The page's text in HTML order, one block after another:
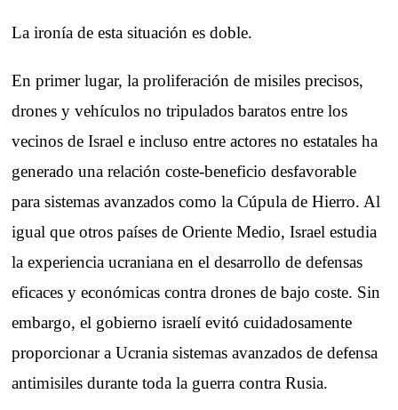
La ironía de esta situación es doble.
En primer lugar, la proliferación de misiles precisos,
drones y vehículos no tripulados baratos entre los
vecinos de Israel e incluso entre actores no estatales ha
generado una relación coste-beneficio desfavorable
para sistemas avanzados como la Cúpula de Hierro. Al
igual que otros países de Oriente Medio, Israel estudia
la experiencia ucraniana en el desarrollo de defensas
eficaces y económicas contra drones de bajo coste. Sin
embargo, el gobierno israelí evitó cuidadosamente
proporcionar a Ucrania sistemas avanzados de defensa
antimisiles durante toda la guerra contra Rusia.